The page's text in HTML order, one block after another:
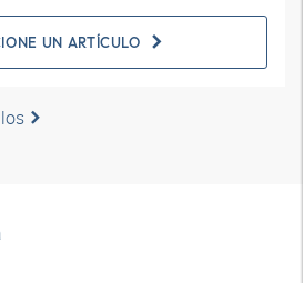
UN ARTÍCULO